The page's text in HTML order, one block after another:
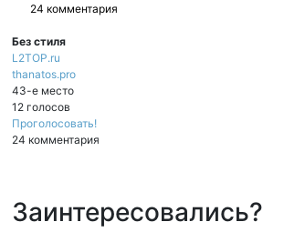
24 комментария
Без стиля
L2TOP.ru
thanatos.pro
43-е место
12 голосов
Проголосовать!
24 комментария
Заинтересовались?